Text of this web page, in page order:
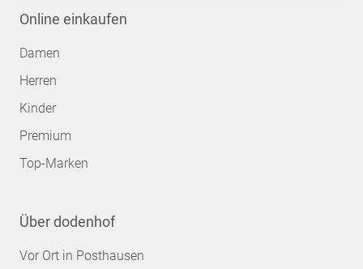
Online einkaufen
Damen
Herren
Kinder
Premium
Top-Marken
Über dodenhof
Vor Ort in Posthausen